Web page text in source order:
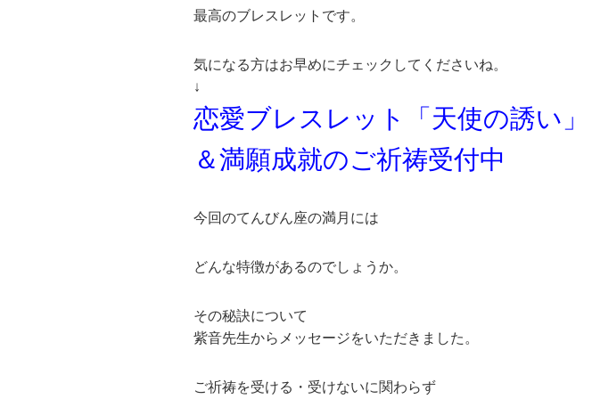
最高のブレスレットです。
気になる方はお早めにチェックしてくださいね。
↓
恋愛ブレスレット「天使の誘い」
＆満願成就のご祈祷受付中
今回のてんびん座の満月には
どんな特徴があるのでしょうか。
その秘訣について
紫音先生からメッセージをいただきました。
ご祈祷を受ける・受けないに関わらず